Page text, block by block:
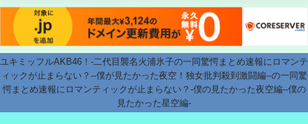
ユキミッフルAKB46！-二代目襲名火浦氷子の一同驚愕まとめ速報にロマンテ
ィックが止まらない？--僕が見たかった夜空！独女批判殺到激闘編--の一同驚
愕まとめ速報にロマンティックが止まらない？-僕の見たかった夜空編--僕の
見たかった星空編-